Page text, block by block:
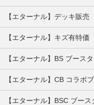
【エターナル】デッキ販売
【エターナル】キズ有特価
【エターナル】BS ブース
【エターナル】CB コラボ
【エターナル】BSC ブース